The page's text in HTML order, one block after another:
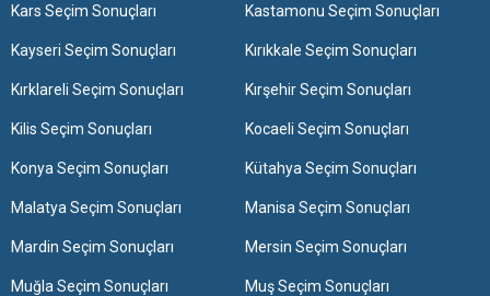
Kars Seçim Sonuçları Kastamonu Seçim Sonuçları
Kayseri Seçim Sonuçları Kırıkkale Seçim Sonuçları
Kırklareli Seçim Sonuçları Kırşehir Seçim Sonuçları
Kilis Seçim Sonuçları Kocaeli Seçim Sonuçları
Konya Seçim Sonuçları Kütahya Seçim Sonuçları
Malatya Seçim Sonuçları Manisa Seçim Sonuçları
Mardin Seçim Sonuçları Mersin Seçim Sonuçları
Muğla Seçim Sonuçları Muş Seçim Sonuçları